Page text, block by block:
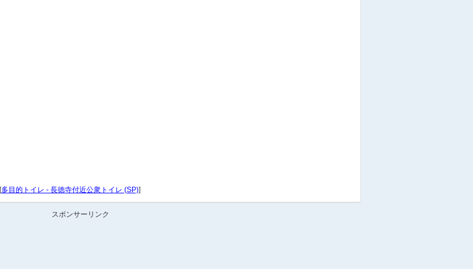
[多目的トイレ - 長徳寺付近公衆トイレ (SP)]
スポンサーリンク